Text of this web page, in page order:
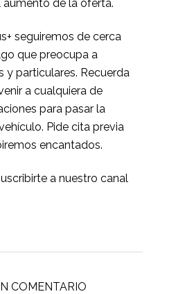
aumento de la oferta.
seguiremos de cerca
que preocupa a
y particulares. Recuerda
a cualquiera de
para pasar la
Pide cita previa
encantados.
a nuestro canal
COMENTARIO